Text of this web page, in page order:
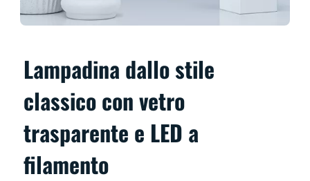
Lampadina dallo stile
classico con vetro
trasparente e LED a
filamento